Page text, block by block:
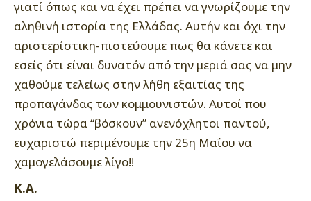
γιατί όπως και να έχει πρέπει να γνωρίζουμε την
αληθινή ιστορία της Ελλάδας. Αυτήν και όχι την
αριστερίστικη-πιστεύουμε πως θα κάνετε και
εσείς ότι είναι δυνατόν από την μεριά σας να μην
χαθούμε τελείως στην λήθη εξαιτίας της
προπαγάνδας των κομμουνιστών. Αυτοί που
χρόνια τώρα “βόσκουν” ανενόχλητοι παντού,
ευχαριστώ περιμένουμε την 25η Μαΐου να
χαμογελάσουμε λίγο!!
Κ.Α.